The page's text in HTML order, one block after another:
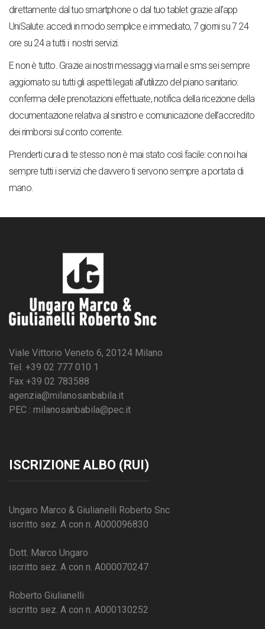
direttamente dal tuo smartphone o dal tuo tablet grazie all’app
UniSalute: accedi in modo semplice e immediato, 7 giorni su 7 24
ore su 24 a tutti i nostri servizi.
E non è tutto. Grazie ai nostri messaggi via mail e sms sei sempre
aggiornato su tutti gli aspetti legati all’utilizzo del piano sanitario:
conferma delle prenotazioni effettuate, notifica della ricezione della
documentazione relativa al sinistro e comunicazione dell’accredito
dei rimborsi sul conto corrente.
Prenderti cura di te stesso non è mai stato così facile: con noi hai
sempre tutti i servizi che davvero ti servono sempre a portata di
mano.
Viale Vittorio Veneto 6, 20124 Milano
Tel. +39 02 777 010 1
Fax +39 02 783588
agenzia@milanosanbabila.it
PEC : milanosanbabila@pec.it
ISCRIZIONE ALBO (RUI)
Ungaro Marco & Giulianelli Roberto Snc
iscritto sez. A con n. A000096830
Dott. Marco Ungaro
iscritto sez. A con n. A000070247
Roberto Giulianelli
iscritto sez. A con n. A000130252